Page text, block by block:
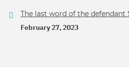
The last word of the defendant
February 27, 2023